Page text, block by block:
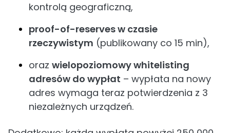
kontrolą geograficzną,
proof-of-reserves w czasie
rzeczywistym (publikowany co 15 min),
oraz wielopoziomowy whitelisting
adresów do wypłat – wypłata na nowy
adres wymaga teraz potwierdzenia z 3
niezależnych urządzeń.